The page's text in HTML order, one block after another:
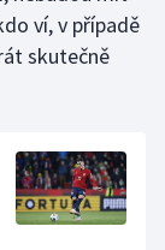
ví, v případě
skutečně